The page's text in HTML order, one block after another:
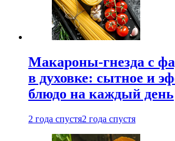
Макароны-гнезда с
в духовке: сытное и
блюдо на каждый день
2 года спустя2 года спустя